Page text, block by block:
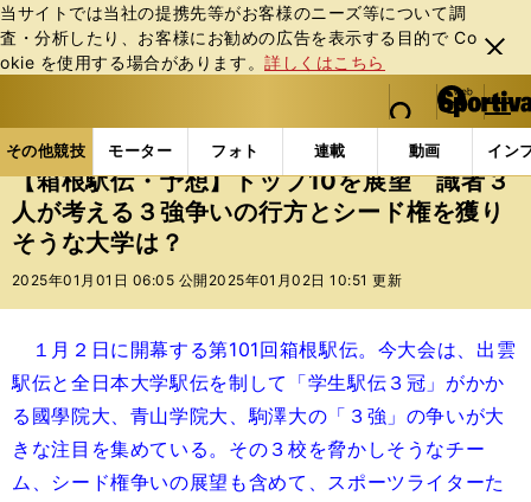
当サイトでは当社の提携先等がお客様のニーズ等について調
査・分析したり、お客様にお勧めの広告を表⽰する⽬的で Co
okie を使⽤する場合があります。詳しくはこちら
閉じ
る
web Sportiva (webスポルティーバ)
検索
マイペ
ー
ジ
メニュ
その他競技 モーター フォト 連載 動画 イン
ス
ポ
ル
テ
ー
バ
その他競技の記事一覧 陸上 【箱根駅伝・予想】ト
【箱根駅伝・予想】トップ10を展望 識者３
人が考える３強争いの行方とシード権を獲り
そうな大学は？
2025年01月01日 06:05 公開 2025年01月02日 10:51 更新
１月２日に開幕する第101回箱根駅伝。今大会は、出雲
駅伝と全日本大学駅伝を制して「学生駅伝３冠」がかか
る國學院大、青山学院大、駒澤大の「３強」の争いが大
きな注目を集めている。その３校を脅かしそうなチー
ム、シード権争いの展望も含めて、スポーツライターた